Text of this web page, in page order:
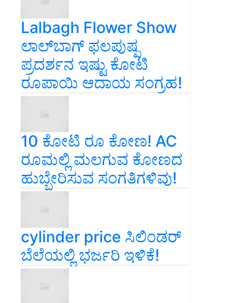
Lalbagh Flower Show
ಲಾಲ್‌ಬಾಗ್ ಫಲಪುಷ್ಪ
ಪ್ರದರ್ಶನ ಇಷ್ಟು ಕೋಟಿ
ರೂಪಾಯಿ ಆದಾಯ ಸಂಗ್ರಹ!
10 ಕೋಟಿ ರೂ ಕೋಣ! AC
ರೂಮಲ್ಲಿ ಮಲಗುವ ಕೋಣದ
ಹುಬ್ಬೇರಿಸುವ ಸಂಗತಿಗಳಿವು!
cylinder price ಸಿಲಿಂಡರ್‌
ಬೆಲೆಯಲ್ಲಿ ಭರ್ಜರಿ ಇಳಿಕೆ!